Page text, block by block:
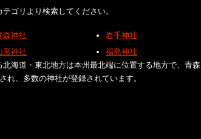
ゴリより検索してください。
森神社 岩手神社
形神社
福島神社
海道・東北地方は本州最北端に位置する地方で、青
れ、多数の神社が登録されています。